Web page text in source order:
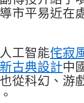
市平易近在
工智能侘寂
新古典設計中
從科幻、游